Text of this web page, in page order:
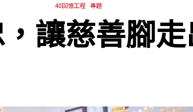
40回憶工程 專題
讓慈善腳